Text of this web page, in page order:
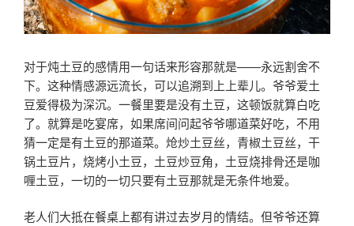
对于炖土豆的感情用一句话来形容那就是——永远割舍不
下。这种情感源远流长，可以追溯到上上辈儿。爷爷爱土
豆爱得极为深沉。一餐里要是没有土豆，这顿饭就算白吃
了。就算是吃宴席，如果席间问起爷爷哪道菜好吃，不用
猜一定是有土豆的那道菜。炝炒土豆丝，青椒土豆丝，干
锅土豆片，烧烤小土豆，土豆炒豆角，土豆烧排骨还是咖
喱土豆，一切的一切只要有土豆那就是无条件地爱。
老人们大抵在餐桌上都有讲过去岁月的情结。但爷爷还算